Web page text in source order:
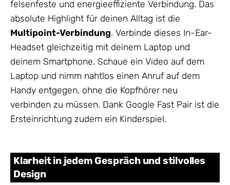
felsenfeste und energieeffiziente Verbindung. Das
absolute Highlight für deinen Alltag ist die
Multipoint-Verbindung. Verbinde dieses In-Ear-
Headset gleichzeitig mit deinem Laptop und
deinem Smartphone. Schaue ein Video auf dem
Laptop und nimm nahtlos einen Anruf auf dem
Handy entgegen, ohne die Kopfhörer neu
verbinden zu müssen. Dank Google Fast Pair ist die
Ersteinrichtung zudem ein Kinderspiel.
Klarheit in jedem Gespräch und stilvolles
Design